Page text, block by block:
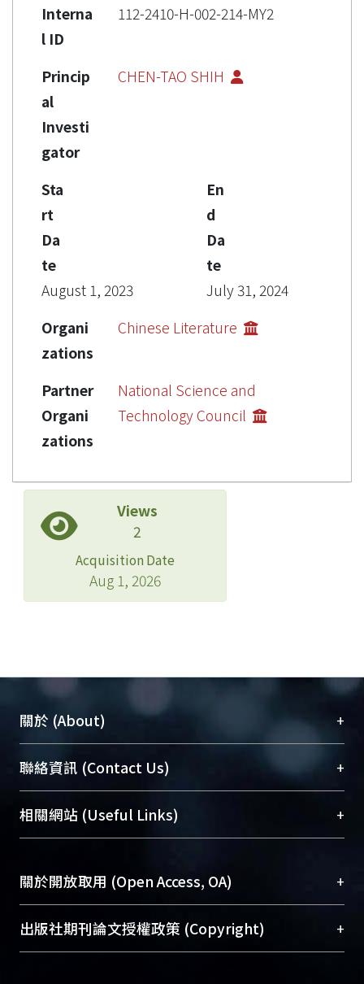
Interna
l ID
112-2410-H-002-214-MY2
Princip
al
Investi
gator
CHEN-TAO SHIH
Sta
rt
Da
te
August 1, 2023
En
d
Da
te
July 31, 2024
Organi
zations
Chinese Literature
Partner
Organi
zations
National Science and
Technology Council
Views
2
Acquisition Date
Aug 1, 2026
關於 (About) +
臺大位居世界頂尖大學之列，為永久珍藏及向國際
展現本校豐碩的研究成果及學術能量，圖書館整合
機構典藏（NTUR）與學術庫（AH）不同功能平
台，成為臺大學術典藏NTU scholars。期能整合研
成果。
To permanently archive and promote researcher
profiles and scholarly works, Library integrates the
services of “NTU Repository” with “Academic
聯絡資訊 (Contact Us) +
總館學科館員(Main Library)
醫學圖書館學科館員(Medical Library)
Sciences Library)
相關網站 (Useful Links) +
關於開放取用 (Open Access, OA) +
開放取用是從使用者角度提升資訊取用性的社會運
動，應用在學術研究上是透過將研究著作公開供使
出版社期刊論文授權政策 (Copyright) +